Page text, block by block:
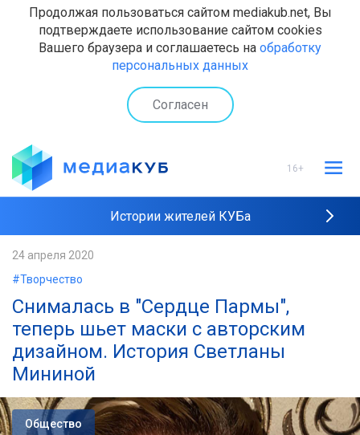
Продолжая пользоваться сайтом mediakub.net, Вы
подтверждаете использование сайтом cookies
Вашего браузера и соглашаетесь на обработку
персональных данных
Согласен
16+
Истории жителей КУБа
Наши интервью
24 апреля 2020
#Творчество
Снималась в "Сердце Пармы",
теперь шьет маски с авторским
дизайном. История Светланы
Мининой
Общество